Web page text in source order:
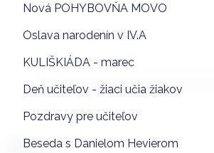
Nová POHYBOVŇA MOVO
Oslava narodenín v IV.A
KULIŠKIÁDA - marec
Deň učiteľov - žiaci učia žiakov
Pozdravy pre učiteľov
Beseda s Danielom Hevierom